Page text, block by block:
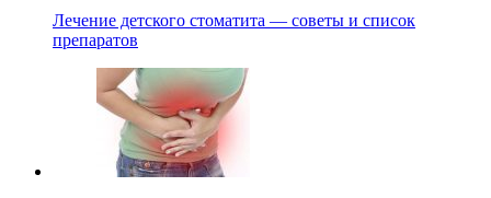
Лечение детского стоматита — советы и список
препаратов